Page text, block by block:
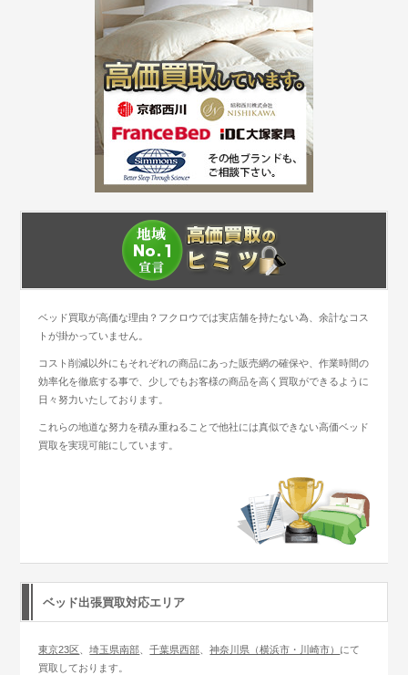
ベッド買取が高価な理由？フクロウでは実店舗を持たない為、余計なコス
トが掛かっていません。
コスト削減以外にもそれぞれの商品にあった販売網の確保や、作業時間の
効率化を徹底する事で、少しでもお客様の商品を高く買取ができるように
日々努力いたしております。
これらの地道な努力を積み重ねることで他社には真似できない高価ベッド
買取を実現可能にしています。
ベッド出張買取対応エリア
東京23区 、埼玉県南部 、千葉県西部 、神奈川県（横浜市・川崎市） にて
買取しております。